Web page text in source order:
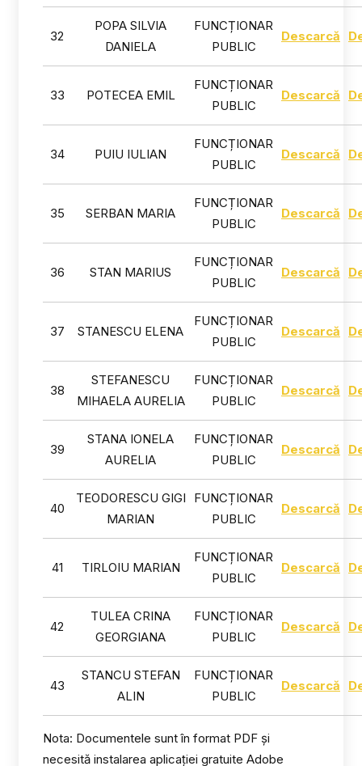
32
POPA SILVIA
DANIELA
FUNCȚIONAR
PUBLIC
Descarcă
33 POTECEA EMIL
FUNCȚIONAR
PUBLIC
Descarcă
34 PUIU IULIAN
FUNCȚIONAR
PUBLIC
Descarcă
35 SERBAN MARIA
FUNCȚIONAR
PUBLIC
Descarcă
36 STAN MARIUS
FUNCȚIONAR
PUBLIC
Descarcă
37 STANESCU ELENA
FUNCȚIONAR
PUBLIC
Descarcă
38
STEFANESCU
MIHAELA AURELIA
FUNCȚIONAR
PUBLIC
Descarcă
39
STANA IONELA
AURELIA
FUNCȚIONAR
PUBLIC
Descarcă
40
TEODORESCU GIGI
MARIAN
FUNCȚIONAR
PUBLIC
Descarcă
41 TIRLOIU MARIAN
FUNCȚIONAR
PUBLIC
Descarcă
42
TULEA CRINA
GEORGIANA
FUNCȚIONAR
PUBLIC
Descarcă
43
STANCU STEFAN
ALIN
FUNCȚIONAR
PUBLIC
Descarcă
Nota: Documentele sunt în format PDF și
necesită instalarea aplicației gratuite Adobe